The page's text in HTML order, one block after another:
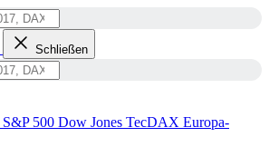
Schließen
S&P 500 Dow Jones TecDAX Europa-